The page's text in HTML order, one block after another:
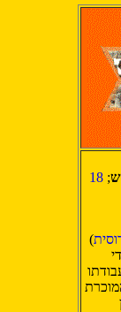
;
18
)